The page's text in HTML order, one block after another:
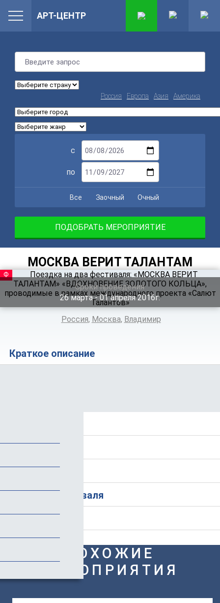
Россия Европа Азия Америка
с
по
Все Заочный Очный
ПОДОБРАТЬ МЕРОПРИЯТИЕ
МОСКВА ВЕРИТ ТАЛАНТАМ
Сроки проведения
26марта‐ 01апреля 2016г.
ФЕСТИВАЛЬ
Россия, Москва, Владимир
Краткое описание
История фестиваля
ПОХОЖИЕ
МЕРОПРИЯТИЯ
АРТ-ЦЕНТР